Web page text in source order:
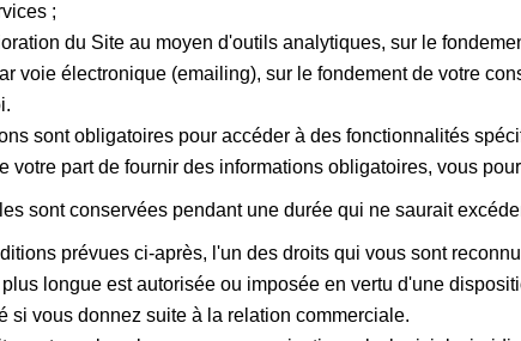
;
du Site au moyen d'outils analytiques, sur le
voie électronique (emailing), sur le fondement de votre
sont obligatoires pour accéder à des fonctionnalités
votre part de fournir des informations obligatoires, vous
sont conservées pendant une durée qui ne saurait
prévues ci-après, l'un des droits qui vous sont
longue est autorisée ou imposée en vertu d'une
si vous donnez suite à la relation commerciale.